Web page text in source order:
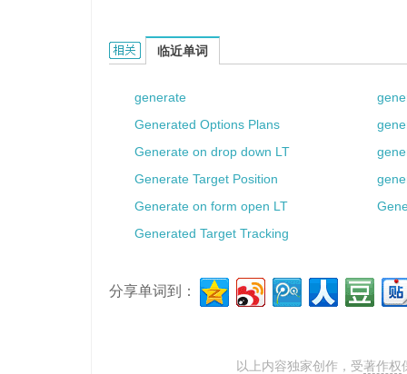
generate power的相关资料：
临近单词
generate
Generated Options Plans
Generate on drop down LT
Generate Target Position
Generate on form open LT
Generated Target Tracking
分享单词到：
以上内容独家创作，受著作权